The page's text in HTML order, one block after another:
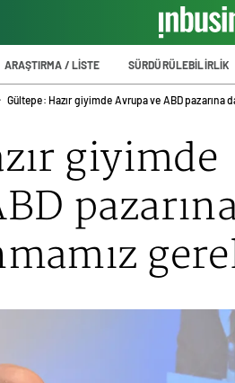
ARAŞTIRMA / LİSTE SÜRDÜRÜLEBİLİRLİK
Gültepe: Hazır giyimde Avrupa ve ABD pazarına
giyimde